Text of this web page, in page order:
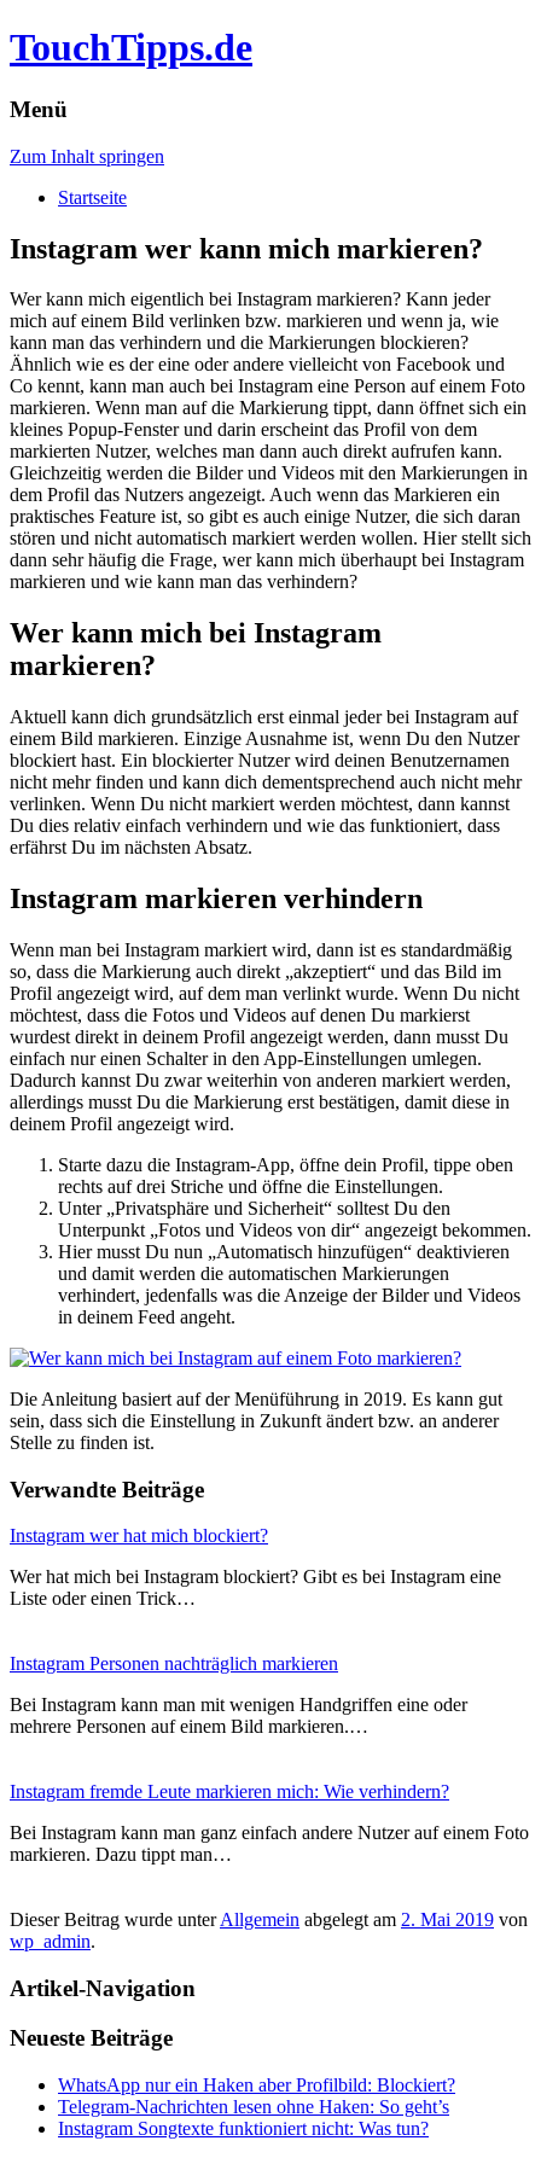
TouchTipps.de
Menü
Zum Inhalt springen
Startseite
Instagram wer kann mich markieren?
Wer kann mich eigentlich bei Instagram markieren? Kann jeder
mich auf einem Bild verlinken bzw. markieren und wenn ja, wie
kann man das verhindern und die Markierungen blockieren?
Ähnlich wie es der eine oder andere vielleicht von Facebook und
Co kennt, kann man auch bei Instagram eine Person auf einem Foto
markieren. Wenn man auf die Markierung tippt, dann öffnet sich ein
kleines Popup-Fenster und darin erscheint das Profil von dem
markierten Nutzer, welches man dann auch direkt aufrufen kann.
Gleichzeitig werden die Bilder und Videos mit den Markierungen in
dem Profil das Nutzers angezeigt. Auch wenn das Markieren ein
praktisches Feature ist, so gibt es auch einige Nutzer, die sich daran
stören und nicht automatisch markiert werden wollen. Hier stellt sich
dann sehr häufig die Frage, wer kann mich überhaupt bei Instagram
markieren und wie kann man das verhindern?
Wer kann mich bei Instagram
markieren?
Aktuell kann dich grundsätzlich erst einmal jeder bei Instagram auf
einem Bild markieren. Einzige Ausnahme ist, wenn Du den Nutzer
blockiert hast. Ein blockierter Nutzer wird deinen Benutzernamen
nicht mehr finden und kann dich dementsprechend auch nicht mehr
verlinken. Wenn Du nicht markiert werden möchtest, dann kannst
Du dies relativ einfach verhindern und wie das funktioniert, dass
erfährst Du im nächsten Absatz.
Instagram markieren verhindern
Wenn man bei Instagram markiert wird, dann ist es standardmäßig
so, dass die Markierung auch direkt „akzeptiert“ und das Bild im
Profil angezeigt wird, auf dem man verlinkt wurde. Wenn Du nicht
möchtest, dass die Fotos und Videos auf denen Du markierst
wurdest direkt in deinem Profil angezeigt werden, dann musst Du
einfach nur einen Schalter in den App-Einstellungen umlegen.
Dadurch kannst Du zwar weiterhin von anderen markiert werden,
allerdings musst Du die Markierung erst bestätigen, damit diese in
deinem Profil angezeigt wird.
Starte dazu die Instagram-App, öffne dein Profil, tippe oben
rechts auf drei Striche und öffne die Einstellungen.
Unter „Privatsphäre und Sicherheit“ solltest Du den
Unterpunkt „Fotos und Videos von dir“ angezeigt bekommen.
Hier musst Du nun „Automatisch hinzufügen“ deaktivieren
und damit werden die automatischen Markierungen
verhindert, jedenfalls was die Anzeige der Bilder und Videos
in deinem Feed angeht.
Die Anleitung basiert auf der Menüführung in 2019. Es kann gut
sein, dass sich die Einstellung in Zukunft ändert bzw. an anderer
Stelle zu finden ist.
Verwandte Beiträge
Instagram wer hat mich blockiert?
Wer hat mich bei Instagram blockiert? Gibt es bei Instagram eine
Liste oder einen Trick…
Instagram Personen nachträglich markieren
Bei Instagram kann man mit wenigen Handgriffen eine oder
mehrere Personen auf einem Bild markieren.…
Instagram fremde Leute markieren mich: Wie verhindern?
Bei Instagram kann man ganz einfach andere Nutzer auf einem Foto
markieren. Dazu tippt man…
Dieser Beitrag wurde unterAllgemein abgelegt am 2. Mai 2019 von
wp_admin.
Artikel-Navigation
Neueste Beiträge
WhatsApp nur ein Haken aber Profilbild: Blockiert?
Telegram-Nachrichten lesen ohne Haken: So geht’s
Instagram Songtexte funktioniert nicht: Was tun?